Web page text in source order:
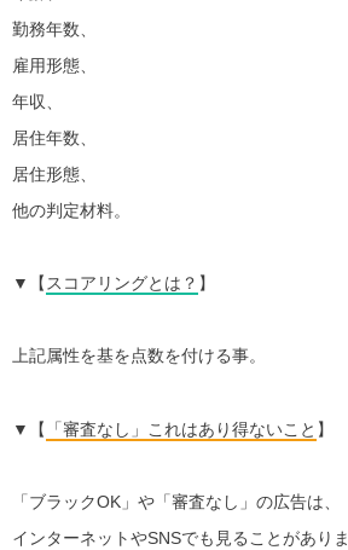
勤務年数、
雇用形態、
年収、
居住年数、
居住形態、
他の判定材料。
▼【 スコアリングとは？ 】
上記属性を基を点数を付ける事。
▼【 「審査なし」これはあり得ないこと 】
「ブラックOK」や「審査なし」の広告は、
インターネットやSNSでも見ることがありま